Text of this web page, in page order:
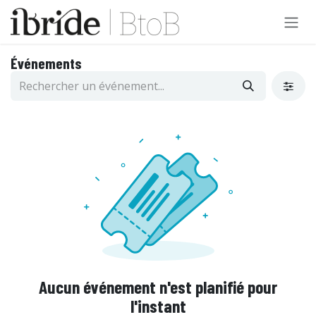
Se rendre au contenu
Événements
Aucun événement n'est planifié pour
l'instant